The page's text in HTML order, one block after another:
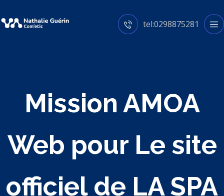
tel:0298875281
Mission AMOA
Web pour Le site
officiel de LA SPA